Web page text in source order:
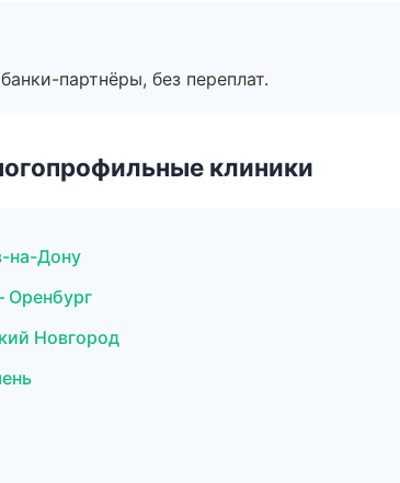
партнёры, без переплат.
клиники
на-Дону
Оренбург
Новгород